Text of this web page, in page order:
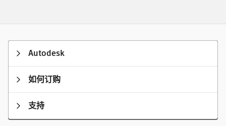
Autodesk
如何订购
支持